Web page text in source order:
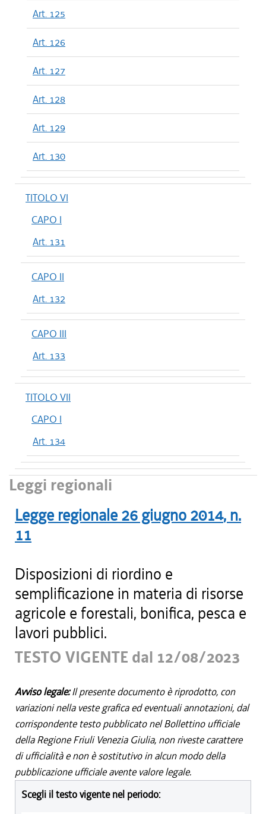
Art. 125
Art. 126
Art. 127
Art. 128
Art. 129
Art. 130
TITOLO VI
CAPO I
Art. 131
CAPO II
Art. 132
CAPO III
Art. 133
TITOLO VII
CAPO I
Art. 134
Leggi regionali
Legge regionale 26 giugno 2014, n.
11
Disposizioni di riordino e
semplificazione in materia di risorse
agricole e forestali, bonifica, pesca e
lavori pubblici.
TESTO VIGENTE dal 12/08/2023
Avviso legale:Il presente documento è riprodotto, con
variazioni nella veste grafica ed eventuali annotazioni, dal
corrispondente testo pubblicato nel Bollettino ufficiale
della Regione Friuli Venezia Giulia, non riveste carattere
di ufficialità e non è sostitutivo in alcun modo della
pubblicazione ufficiale avente valore legale.
Scegli il testo vigente nel periodo: